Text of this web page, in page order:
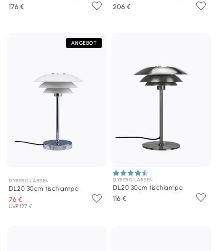
176 € 206 €
ANGEBOT
DYBERG LARSEN
DL20 30cm tischlampe
76 €
UVP 127 €
DYBERG LARSEN
DL20 30cm tischlampe
116 €